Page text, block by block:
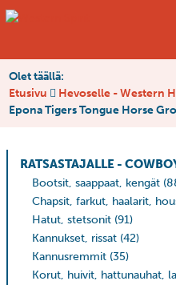
Olet täällä:
Etusivu
Hevoselle - Western
Epona Tigers Tongue Horse
RATSASTAJALLE -
Bootsit, saappaat, kengät
Chapsit, farkut, haalarit,
Hatut, stetsonit (91)
Kannukset, rissat (42)
Kannusremmit (35)
Korut, huivit, hattunauhat,